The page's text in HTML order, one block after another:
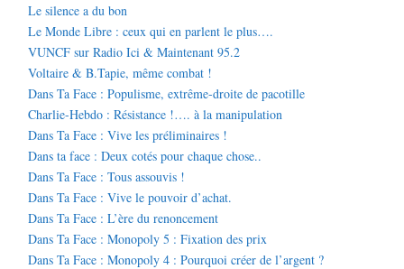
Le silence a du bon
Le Monde Libre : ceux qui en parlent le plus….
VUNCF sur Radio Ici & Maintenant 95.2
Voltaire & B.Tapie, même combat !
Dans Ta Face : Populisme, extrême-droite de pacotille
Charlie-Hebdo : Résistance !…. à la manipulation
Dans Ta Face : Vive les préliminaires !
Dans ta face : Deux cotés pour chaque chose..
Dans Ta Face : Tous assouvis !
Dans Ta Face : Vive le pouvoir d’achat.
Dans Ta Face : L’ère du renoncement
Dans Ta Face : Monopoly 5 : Fixation des prix
Dans Ta Face : Monopoly 4 : Pourquoi créer de l’argent ?